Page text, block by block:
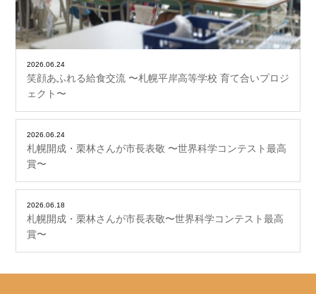
2026.06.24
笑顔あふれる給食交流 〜札幌平岸高等学校 育て合いプロジ
ェクト〜
2026.06.24
札幌開成・栗林さんが市長表敬 〜世界科学コンテスト最高
賞〜
2026.06.18
札幌開成・栗林さんが市長表敬〜世界科学コンテスト最高
賞〜